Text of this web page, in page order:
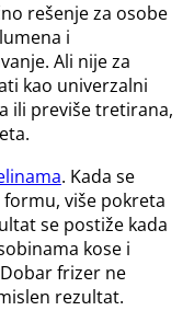
rešenje za osobe
i
Ali nije za
kao univerzalni
ili previše tretirana,
. Kada se
više pokreta
se postiže kada
kose i
frizer ne
rezultat.